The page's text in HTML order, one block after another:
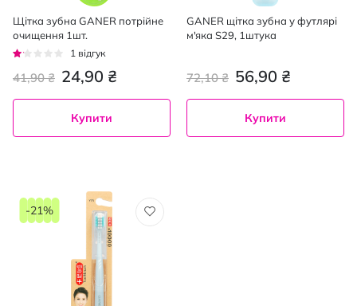
Щітка зубна GANER потрійне
очищення 1шт.
Рейтинг:
1 відгук
24,90 ₴
41,90 ₴
Купити
GANER щітка зубна у футлярі
м'яка S29, 1штука
56,90 ₴
72,10 ₴
Купити
-21%